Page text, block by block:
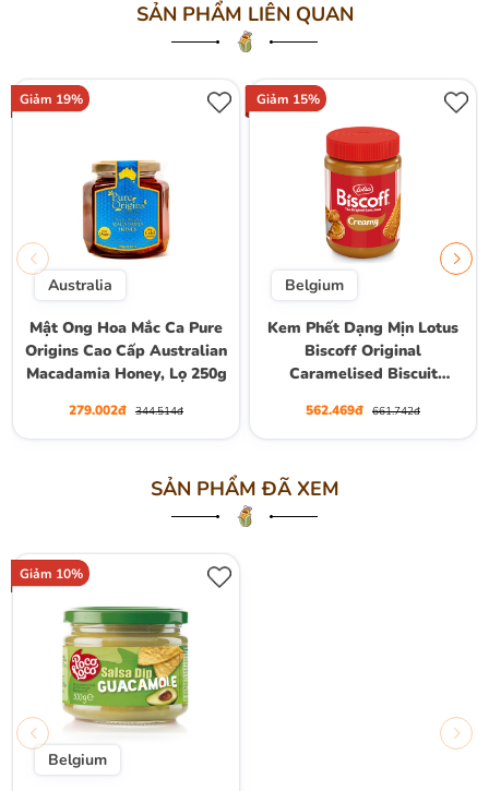
SẢN PHẨM LIÊN QUAN
Giảm 19%
Australia
Mật Ong Hoa Mắc Ca Pure
Origins Cao Cấp Australian
Macadamia Honey, Lọ 250g
279.002đ 344.514đ
Giảm 15%
Belgium
Kem Phết Dạng Mịn Lotus
Biscoff Original
Caramelised Biscuit
562.469đ 661.742đ
SẢN PHẨM ĐÃ XEM
Giảm 10%
Belgium